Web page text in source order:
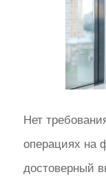
Нет
операциях на
достоверный